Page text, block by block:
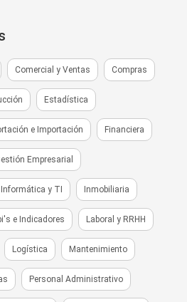
Comercial y Ventas Compras
Estadística
e Importación Financiera
Empresarial
Informática y TI Inmobiliaria
e Indicadores Laboral y RRHH
Logística Mantenimiento
Personal Administrativo